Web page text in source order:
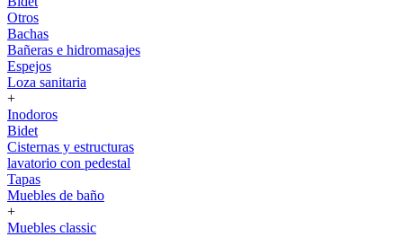
Otros
Bachas
Bañeras e hidromasajes
Espejos
Loza sanitaria
+
Inodoros
Bidet
Cisternas y estructuras
lavatorio con pedestal
Tapas
Muebles de baño
+
Muebles classic